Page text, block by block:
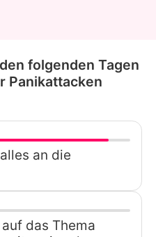
folgenden Tagen
Panikattacken
an die
das Thema